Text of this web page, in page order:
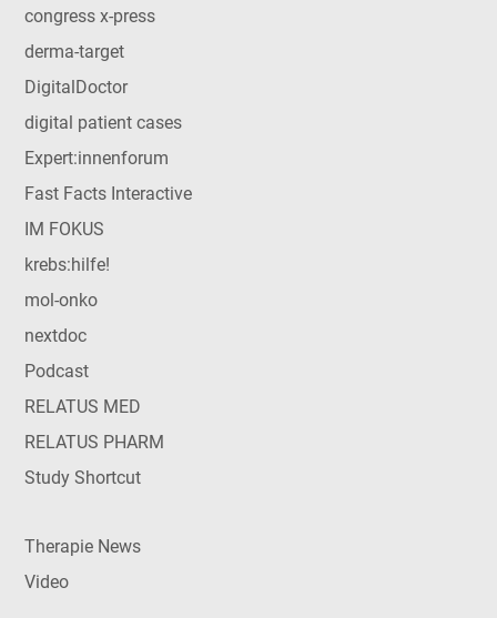
congress x-press
derma-target
DigitalDoctor
digital patient cases
Expert:innenforum
Fast Facts Interactive
IM FOKUS
krebs:hilfe!
mol-onko
nextdoc
Podcast
RELATUS MED
RELATUS PHARM
Study Shortcut
Therapie News
Video